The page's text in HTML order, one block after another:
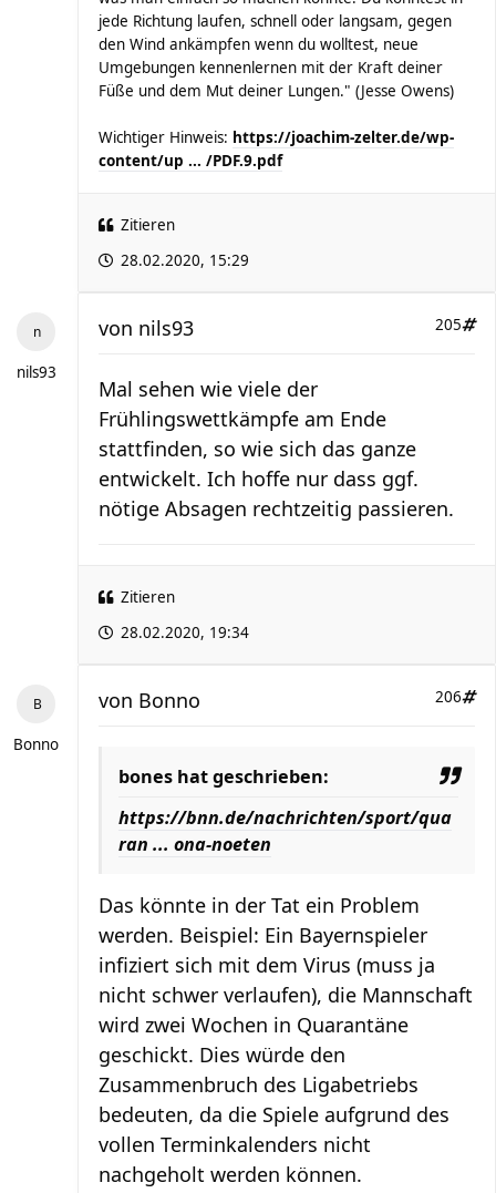
jede Richtung laufen, schnell oder langsam, gegen
den Wind ankämpfen wenn du wolltest, neue
Umgebungen kennenlernen mit der Kraft deiner
Füße und dem Mut deiner Lungen." (Jesse Owens)
Wichtiger Hinweis: https://joachim-zelter.de/wp-
content/up ... /PDF.9.pdf
Zitieren
28.02.2020, 15:29
nils93
205
von nils93
Mal sehen wie viele der
Frühlingswettkämpfe am Ende
stattfinden, so wie sich das ganze
entwickelt. Ich hoffe nur dass ggf.
nötige Absagen rechtzeitig passieren.
Zitieren
28.02.2020, 19:34
Bonno
206
von Bonno
bones hat geschrieben:
https://bnn.de/nachrichten/sport/qua
ran ... ona-noeten
Das könnte in der Tat ein Problem
werden. Beispiel: Ein Bayernspieler
infiziert sich mit dem Virus (muss ja
nicht schwer verlaufen), die Mannschaft
wird zwei Wochen in Quarantäne
geschickt. Dies würde den
Zusammenbruch des Ligabetriebs
bedeuten, da die Spiele aufgrund des
vollen Terminkalenders nicht
nachgeholt werden können.